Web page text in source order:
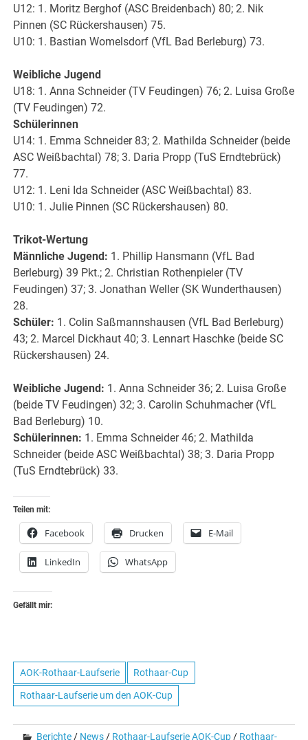
U12: 1. Moritz Berghof (ASC Breidenbach) 80; 2. Nik
Pinnen (SC Rückershausen) 75.
U10: 1. Bastian Womelsdorf (VfL Bad Berleburg) 73.
Weibliche Jugend
U18: 1. Anna Schneider (TV Feudingen) 76; 2. Luisa Große
(TV Feudingen) 72.
Schülerinnen
U14: 1. Emma Schneider 83; 2. Mathilda Schneider (beide
ASC Weißbachtal) 78; 3. Daria Propp (TuS Erndtebrück)
77.
U12: 1. Leni Ida Schneider (ASC Weißbachtal) 83.
U10: 1. Julie Pinnen (SC Rückershausen) 80.
Trikot-Wertung
Männliche Jugend: 1. Phillip Hansmann (VfL Bad
Berleburg) 39 Pkt.; 2. Christian Rothenpieler (TV
Feudingen) 37; 3. Jonathan Weller (SK Wunderthausen)
28.
Schüler: 1. Colin Saßmannshausen (VfL Bad Berleburg)
43; 2. Marcel Dickhaut 40; 3. Lennart Haschke (beide SC
Rückershausen) 24.
Weibliche Jugend: 1. Anna Schneider 36; 2. Luisa Große
(beide TV Feudingen) 32; 3. Carolin Schuhmacher (VfL
Bad Berleburg) 10.
Schülerinnen: 1. Emma Schneider 46; 2. Mathilda
Schneider (beide ASC Weißbachtal) 38; 3. Daria Propp
(TuS Erndtebrück) 33.
Teilen mit:
Facebook Drucken E-Mail
LinkedIn WhatsApp
Gefällt mir:
AOK-Rothaar-Laufserie Rothaar-Cup
Rothaar-Laufserie um den AOK-Cup
Berichte / News / Rothaar-Laufserie AOK-Cup / Rothaar-